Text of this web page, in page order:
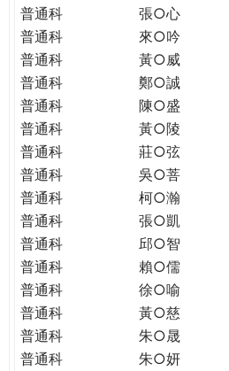
普通科
張○心
普通科
來○吟
普通科
黃○威
普通科
鄭○誠
普通科
陳○盛
普通科
黃○陵
普通科
莊○弦
普通科
吳○菩
普通科
柯○瀚
普通科
張○凱
普通科
邱○智
普通科
賴○儒
普通科
徐○喻
普通科
黃○慈
普通科
朱○晟
普通科
朱○妍